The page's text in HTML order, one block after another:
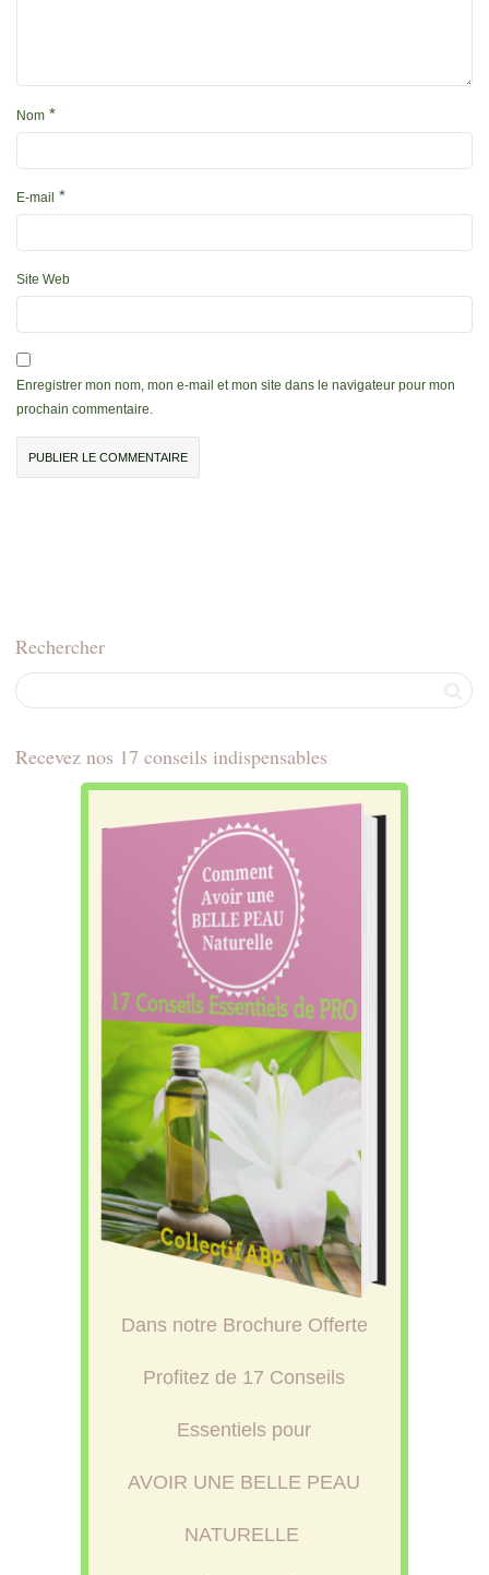
Nom *
E-mail *
Site Web
Enregistrer mon nom, mon e-mail et mon site dans le navigateur pour mon
prochain commentaire.
Rechercher
Recevez nos 17 conseils indispensables
Dans notre Brochure Offerte
Profitez de 17 Conseils
Essentiels pour
AVOIR UNE BELLE PEAU
NATURELLE